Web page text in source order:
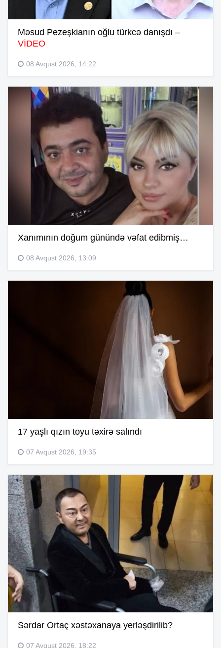
Məsud Pezeşkianın oğlu türkcə danışdı –
VİDEO
08 Avqust 2026, 14:22
Xanımının doğum günündə vəfat edibmiş…
08 Avqust 2026, 13:09
17 yaşlı qızın toyu təxirə salındı
07 Avqust 2026, 19:35
Sərdar Ortaç xəstəxanaya yerləşdirilib?
07 Avqust 2026, 18:22